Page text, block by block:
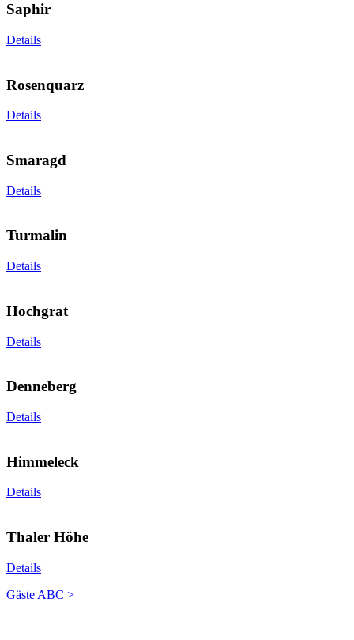
Saphir
Details
Rosenquarz
Details
Smaragd
Details
Turmalin
Details
Hochgrat
Details
Denneberg
Details
Himmeleck
Details
Thaler Höhe
Details
Gäste ABC >